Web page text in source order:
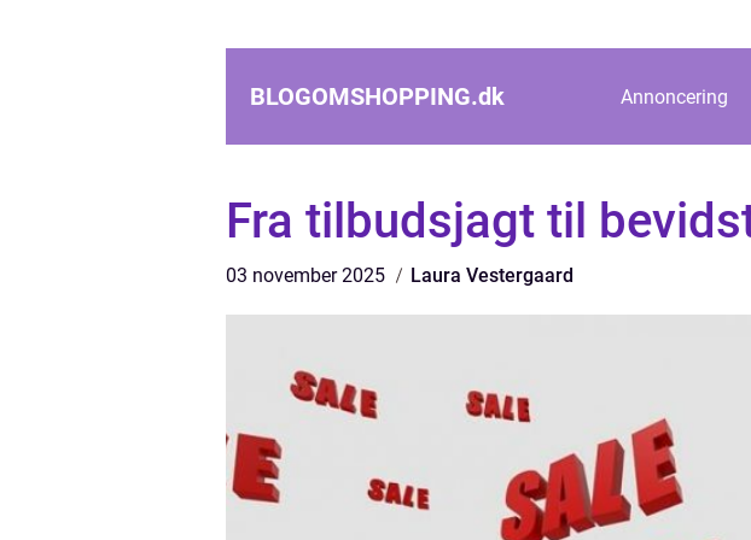
BLOGOMSHOPPING.dk Annoncering
Fra tilbudsjagt til
03 november 2025 Laura Vestergaard